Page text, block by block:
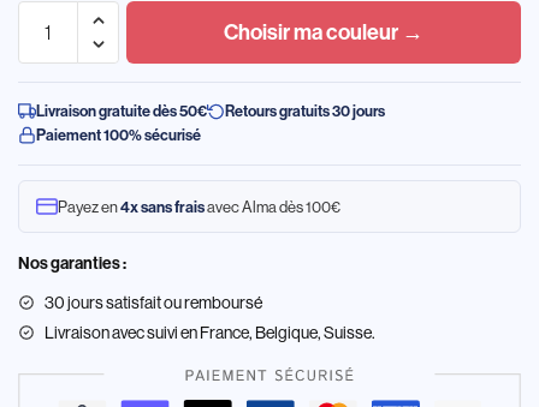
Choisir ma couleur →
Livraison gratuite dès 50€
Retours gratuits 30 jours
Paiement 100% sécurisé
Payez en4x sans fraisavec Alma dès 100€
Nos garanties :
30 jours satisfait ou remboursé
Livraisonavec suivi en France, Belgique, Suisse.